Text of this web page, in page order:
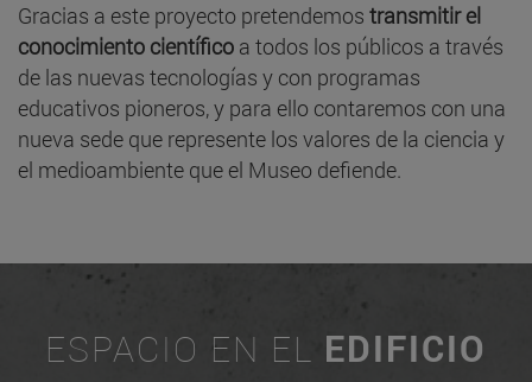
Gracias a este proyecto pretendemos transmitir el
conocimiento científico a todos los públicos a través
de las nuevas tecnologías y con programas
educativos pioneros, y para ello contaremos con una
nueva sede que represente los valores de la ciencia y
el medioambiente que el Museo defiende.
ESPACIO EN EL EDIFICIO